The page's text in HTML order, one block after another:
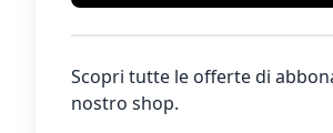
Scopri tutte le offerte di
nostro shop.